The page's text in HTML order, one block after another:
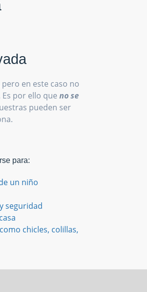
pero en este caso no
por ello que no se
pueden ser
para:
un niño
seguridad
chicles, colillas,